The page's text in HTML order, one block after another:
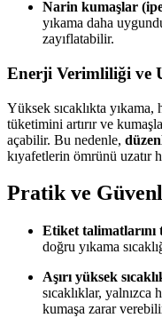
Narin kumaşlar
yıkama daha
zayıflatabilir.
Enerji Verimliliği ve
Yüksek sıcaklıkta yıkama,
tüketimini artırır ve
açabilir. Bu nedenle,
kıyafetlerin ömrünü uzatır
Pratik ve
Etiket talimatlarını
doğru yıkama
Aşırı yüksek
sıcaklıklar, yalnızca
kumaşa zarar